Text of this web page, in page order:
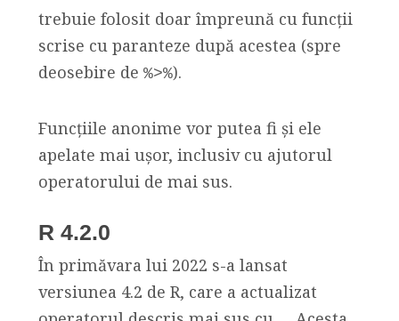
trebuie folosit doar împreună cu funcții
scrise cu paranteze după acestea (spre
deosebire de %>%).
Funcțiile anonime vor putea fi și ele
apelate mai ușor, inclusiv cu ajutorul
operatorului de mai sus.
R 4.2.0
În primăvara lui 2022 s-a lansat
versiunea 4.2 de R, care a actualizat